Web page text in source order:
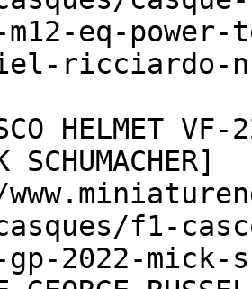
m12-eq-
ricciardo-
HELMET VF-
f1-
2022-mick-